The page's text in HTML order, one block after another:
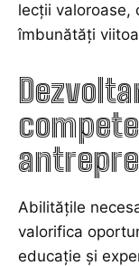
lecții valoroase,
îmbunătăți
Abilitățile
valorifica
educație și